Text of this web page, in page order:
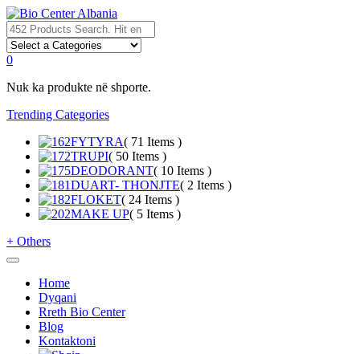
0
Nuk ka produkte në shporte.
Trending Categories
FYTYRA( 71 Items )
TRUPI( 50 Items )
DEODORANT( 10 Items )
DUART- THONJTE( 2 Items )
FLOKET( 24 Items )
MAKE UP( 5 Items )
+ Others
Home
Dyqani
Rreth Bio Center
Blog
Kontaktoni